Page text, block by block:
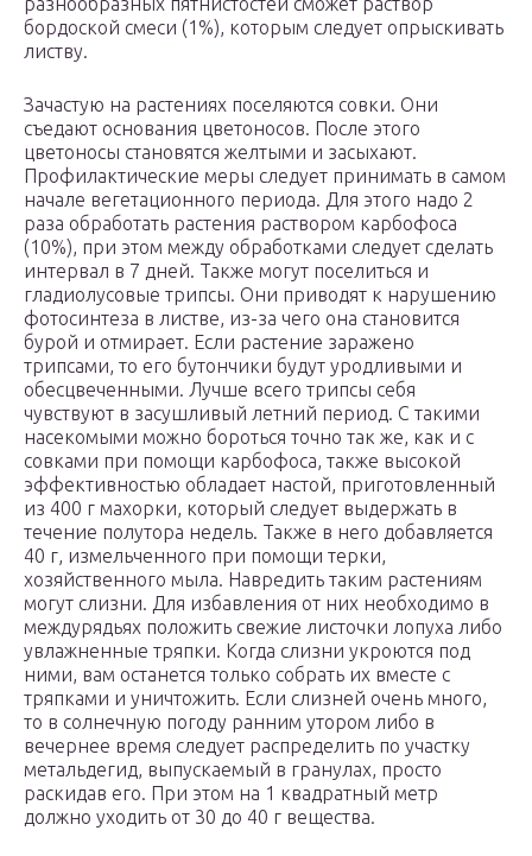
бордоской смеси (1%), которым следует опрыскивать
листву.
Зачастую на растениях поселяются совки. Они
съедают основания цветоносов. После этого
цветоносы становятся желтыми и засыхают.
Профилактические меры следует принимать в самом
начале вегетационного периода. Для этого надо 2
раза обработать растения раствором карбофоса
(10%), при этом между обработками следует сделать
интервал в 7 дней. Также могут поселиться и
гладиолусовые трипсы. Они приводят к нарушению
фотосинтеза в листве, из-за чего она становится
бурой и отмирает. Если растение заражено
трипсами, то его бутончики будут уродливыми и
обесцвеченными. Лучше всего трипсы себя
чувствуют в засушливый летний период. С такими
насекомыми можно бороться точно так же, как и с
совками при помощи карбофоса, также высокой
эффективностью обладает настой, приготовленный
из 400 г махорки, который следует выдержать в
течение полутора недель. Также в него добавляется
40 г, измельченного при помощи терки,
хозяйственного мыла. Навредить таким растениям
могут слизни. Для избавления от них необходимо в
междурядьях положить свежие листочки лопуха либо
увлажненные тряпки. Когда слизни укроются под
ними, вам останется только собрать их вместе с
тряпками и уничтожить. Если слизней очень много,
то в солнечную погоду ранним утором либо в
вечернее время следует распределить по участку
метальдегид, выпускаемый в гранулах, просто
раскидав его. При этом на 1 квадратный метр
должно уходить от 30 до 40 г вещества.